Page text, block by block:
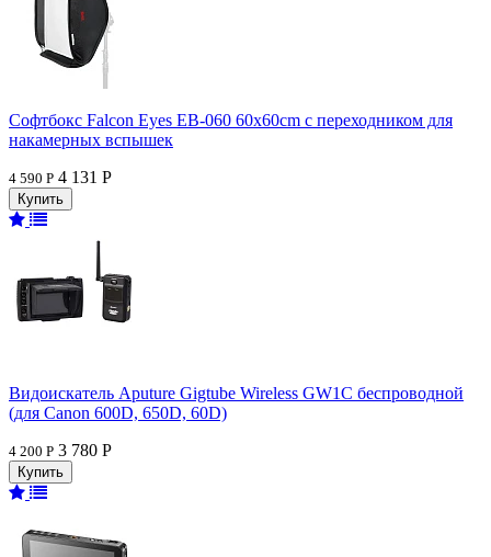
Софтбокс Falcon Eyes EB-060 60x60cm с переходником для
накамерных вспышек
4 590 Р 4 131 Р
Видоискатель Aputure Gigtube Wireless GW1C беспроводной
(для Canon 600D, 650D, 60D)
4 200 Р 3 780 Р